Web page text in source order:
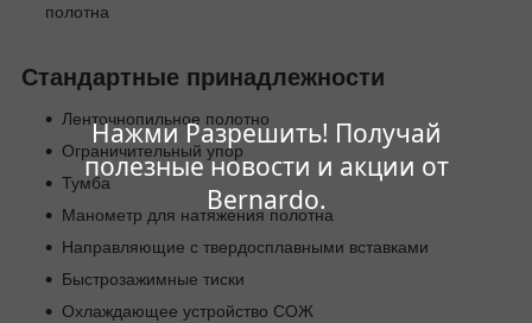
Нажми Разрешить! Получай
полезные новости и акции от
Bernardo.
полотна
Стандартные принадлежности
Ленточнопильное полотно
Ограничительный упор
Тумба
Манометр для натяжения полотна
Направляющие с твердосплавными вставками
Быстрозажимные тиски
Охлаждающее устройство СОЖ